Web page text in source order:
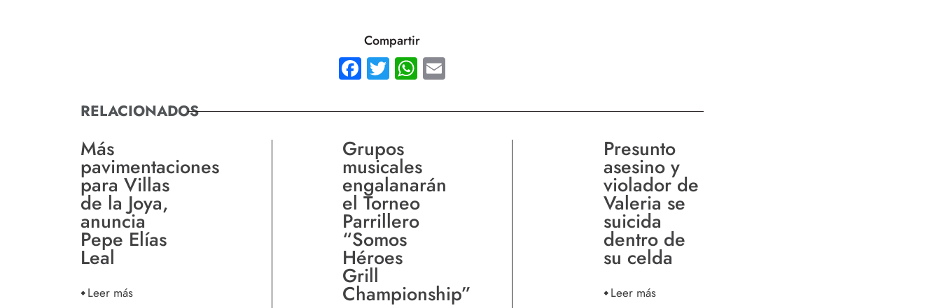
Compartir
Facebook
TwitterWhatsApp
RELACIONADOS
Más
pavimentaciones
para Villas
de la Joya,
anuncia
Pepe Elías
Leal
Leer más
Grupos
musicales
engalanarán
el Torneo
Parrillero
“Somos
Héroes
Grill
Championship”
Presunto
asesino y
violador de
Valeria se
suicida
dentro de
su celda
Leer más